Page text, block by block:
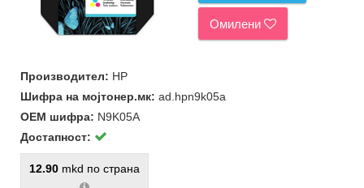
Омилени
Производител: HP
Шифра на мојтонер.мк: ad.hpn9k05a
ОЕМ шифра: N9K05A
Достапност:
12.90 mkd по страна